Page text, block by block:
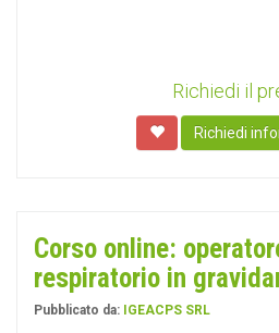
Richiedi il
Richiedi
Corso online:
respiratorio in
Pubblicato da: IGEACPS SRL